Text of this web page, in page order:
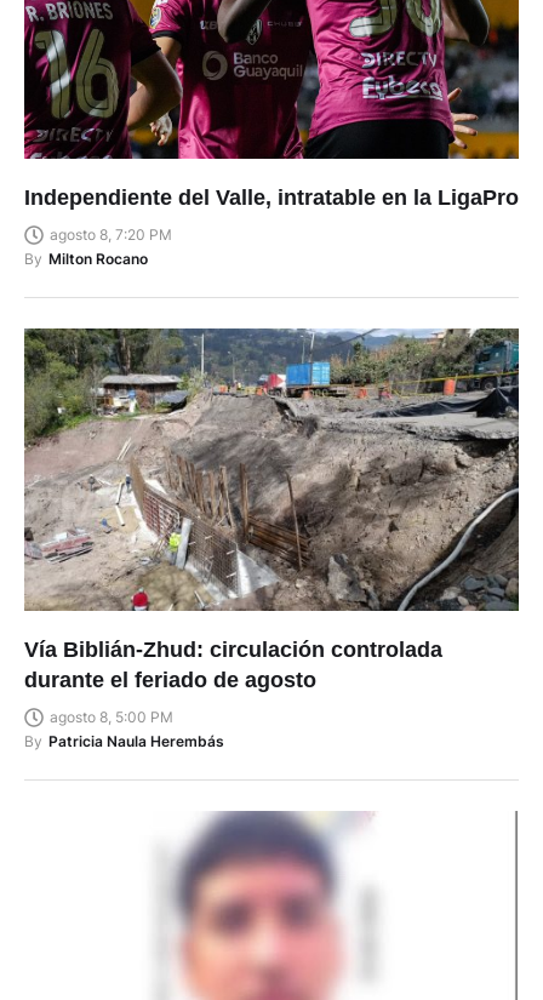
Independiente del Valle, intratable en la LigaPro
agosto 8, 7:20 PM
By Milton Rocano
Vía Biblián-Zhud: circulación controlada
durante el feriado de agosto
agosto 8, 5:00 PM
By Patricia Naula Herembás